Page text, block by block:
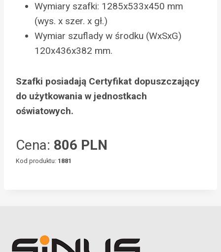
Wymiary szafki: 1285x533x450 mm
(wys. x szer. x gł.)
Wymiar szuflady w środku (WxSxG)
120x436x382 mm.
Szafki posiadają Certyfikat dopuszczający
do użytkowania w jednostkach
oświatowych.
Cena: 806 PLN
Kod produktu: 1881